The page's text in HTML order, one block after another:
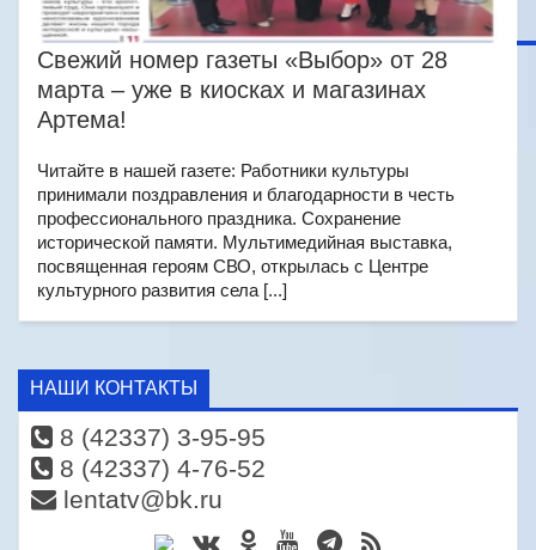
Свежий номер газеты «Выбор» от 28
марта – уже в киосках и магазинах
Артема!
Читайте в нашей газете: Работники культуры
принимали поздравления и благодарности в честь
профессионального праздника. Сохранение
исторической памяти. Мультимедийная выставка,
посвященная героям СВО, открылась с Центре
культурного развития села [...]
НАШИ КОНТАКТЫ
8 (42337) 3-95-95
8 (42337) 4-76-52
lentatv@bk.ru